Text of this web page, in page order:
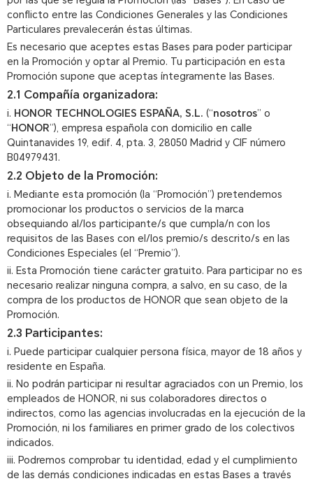
conflicto entre las Condiciones Generales y las Condiciones
Particulares prevalecerán éstas últimas.
Es necesario que aceptes estas Bases para poder participar
en la Promoción y optar al Premio. Tu participación en esta
Promoción supone que aceptas íntegramente las Bases.
2.1 Compañía organizadora:
i. HONOR TECHNOLOGIES ESPAÑA, S.L. (“nosotros” o
“HONOR”), empresa española con domicilio en calle
Quintanavides 19, edif. 4, pta. 3, 28050 Madrid y CIF número
B04979431.
2.2 Objeto de la Promoción:
i. Mediante esta promoción (la “Promoción”) pretendemos
promocionar los productos o servicios de la marca
obsequiando al/los participante/s que cumpla/n con los
requisitos de las Bases con el/los premio/s descrito/s en las
Condiciones Especiales (el “Premio”).
ii. Esta Promoción tiene carácter gratuito. Para participar no es
necesario realizar ninguna compra, a salvo, en su caso, de la
compra de los productos de HONOR que sean objeto de la
Promoción.
2.3 Participantes:
i. Puede participar cualquier persona física, mayor de 18 años y
residente en España.
ii. No podrán participar ni resultar agraciados con un Premio, los
empleados de HONOR, ni sus colaboradores directos o
indirectos, como las agencias involucradas en la ejecución de la
Promoción, ni los familiares en primer grado de los colectivos
indicados.
iii. Podremos comprobar tu identidad, edad y el cumplimiento
de las demás condiciones indicadas en estas Bases a través